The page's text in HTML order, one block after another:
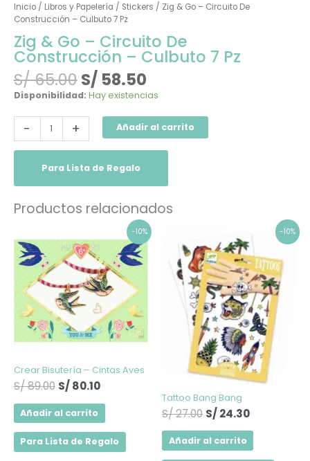
Inicio/ Libros y Papelería / Stickers / Zig & Go – Circuito De
Construcción – Culbuto 7 Pz
Zig & Go – Circuito De
Construcción – Culbuto 7 Pz
S/65.00S/58.50
Disponibilidad: Hay existencias
- + Añadir al carrito
Para Lista de Regalo
Productos relacionados
-10%
Crear Bisutería – Cintas Aves
S/89.00
precio
original
era:
S/ 89.00.
S/80.10
precio
actual
es:
S/ 80.10.
Añadir al carrito
Para Lista de Regalo
-10%
Tattoo Bang Bang
S/27.00
precio
original
era:
S/ 27.00.
S/24.30
precio
actual
es:
S/ 24.30.
Añadir al carrito